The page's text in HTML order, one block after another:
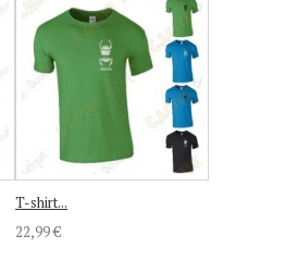
T-shirt...
22,99 €